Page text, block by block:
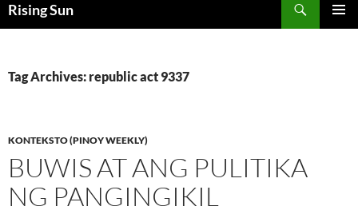
Rising Sun
Tag Archives: republic act 9337
KONTEKSTO (PINOY WEEKLY)
BUWIS AT ANG PULITIKA
NG PANGINGIKIL